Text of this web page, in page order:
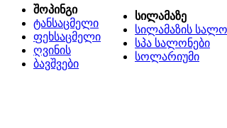
შოპინგი
ტანსაცმელი
ფეხსაცმელი
ღვინის
ბავშვები
სილამაზე
სილამაზის
სპა სალონები
სოლარიუმი